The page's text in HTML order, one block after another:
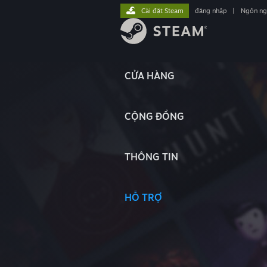
CỬA HÀNG
CỘNG ĐỒNG
THÔNG TIN
HỖ TRỢ
Cài đặt Steam đăng nhập Ngôn